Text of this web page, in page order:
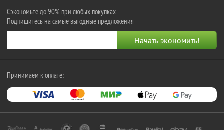
Сэкономьте до 90% при любых покупках
Подпишитесь на самые выгодные предложения
Принимаем к оплате: